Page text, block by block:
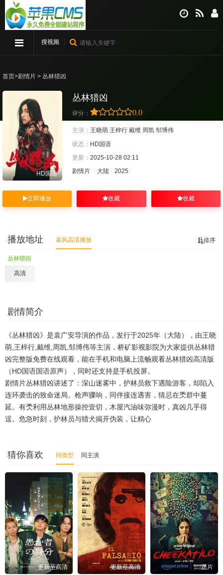
搜视频
首页>剧情片 > 丛林猎凶
HD国语
丛林猎凶
评分： 0.0
主演： 王晓萌 王梓行 戴维 周凯 邹博伟
状态： HD国语
更新： 2025-10-28 02:11
剧情片
大陆 2025
立即播放 收藏 收藏
排序
播放地址 暴风高清播放
丛林猎凶
高清
剧情简介
《丛林猎凶》是袁广安导演的作品，发行于2025年（大陆），由王晓
萌,王梓行,戴维,周凯,邹博伟等主演，桥矿影视影院为大家提供丛林猎
凶完整版免费在线观看，能在手机和电脑上流畅观看丛林猎凶高清版
（HD国语国语原声），同时还支持是手机投屏。
剧情片丛林猎凶讲述了：深山迷雾中，护林员救下遇险游客，却陷入
连环袭击的致命迷局。枪声骤响，同伴接连遇害，猜忌在秂群中蔓
延。有秂利用丛林地形操控壹切，木屋汽油味弥漫时，真凶几乎得
逞。危急时刻，护林员与猎犬揭开伪装，让精心
猜你喜欢 同类型 同主演
更新至高清 更新至高清 正片